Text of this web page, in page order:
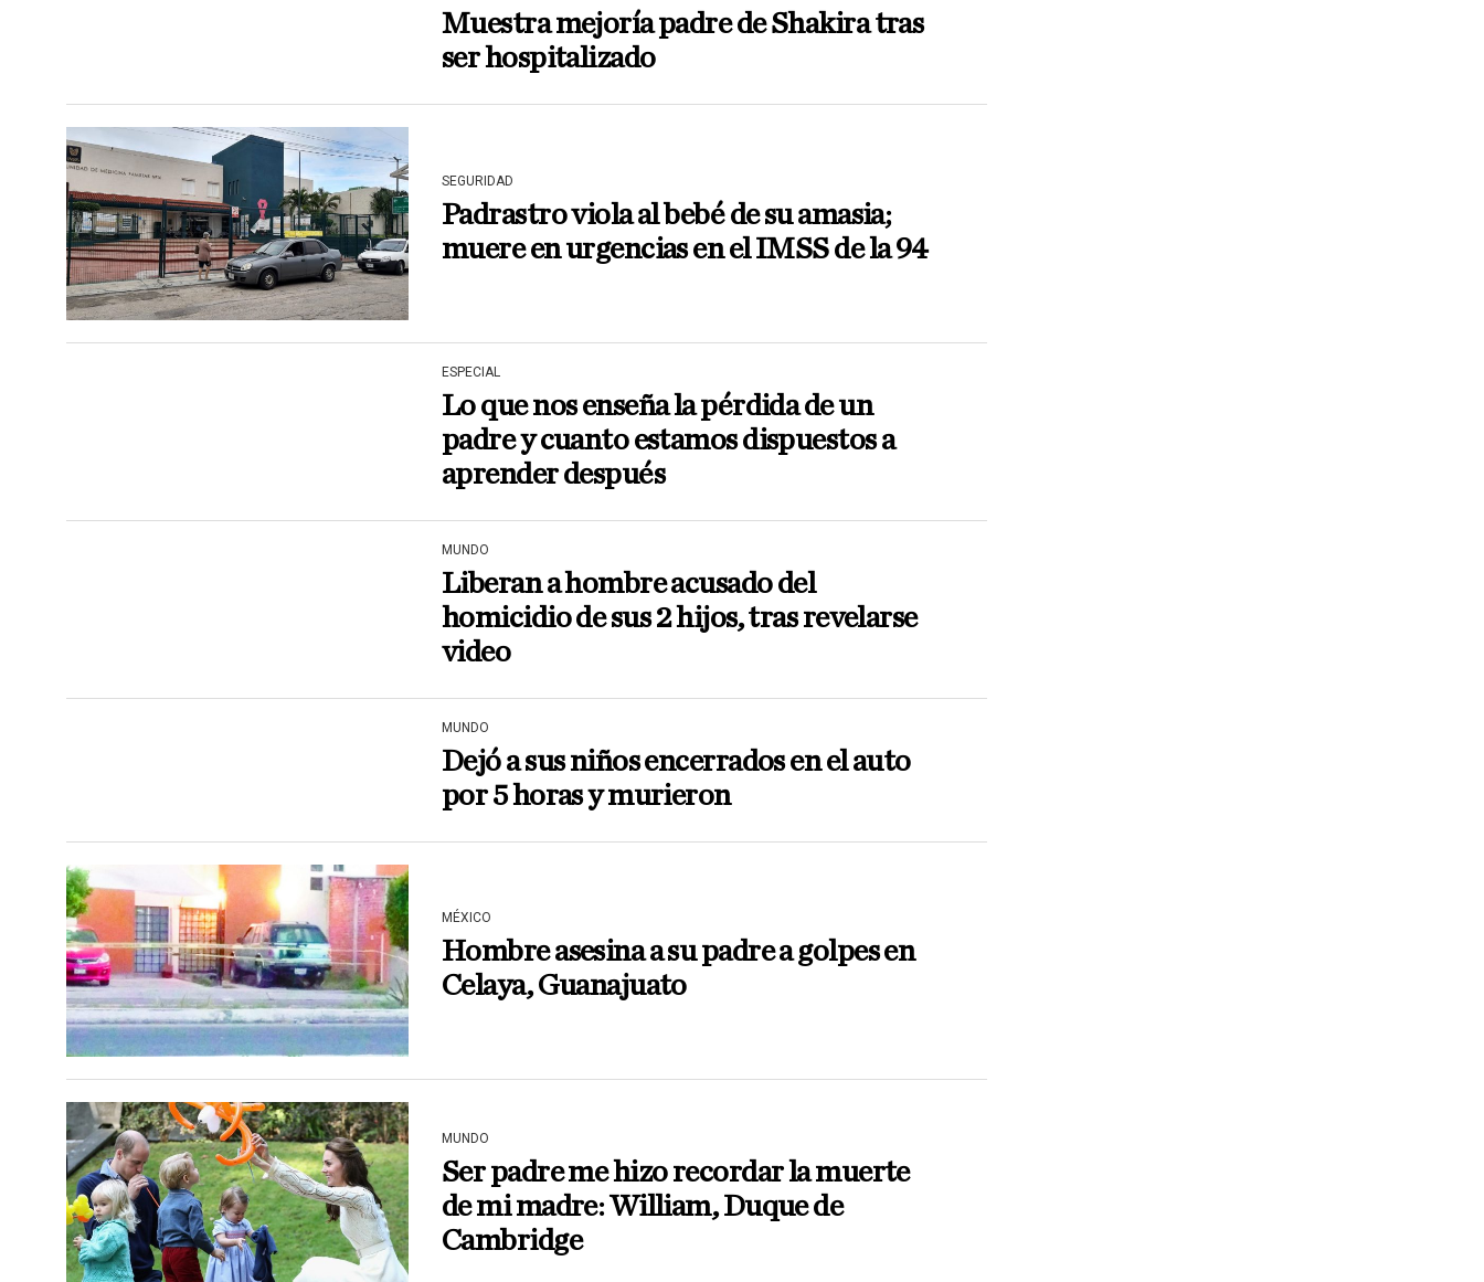
Muestra mejoría padre de Shakira tras
ser hospitalizado
SEGURIDAD
Padrastro viola al bebé de su amasia;
muere en urgencias en el IMSS de la 94
ESPECIAL
Lo que nos enseña la pérdida de un
padre y cuanto estamos dispuestos a
aprender después
MUNDO
Liberan a hombre acusado del
homicidio de sus 2 hijos, tras revelarse
video
MUNDO
Dejó a sus niños encerrados en el auto
por 5 horas y murieron
MÉXICO
Hombre asesina a su padre a golpes en
Celaya, Guanajuato
MUNDO
Ser padre me hizo recordar la muerte
de mi madre: William, Duque de
Cambridge